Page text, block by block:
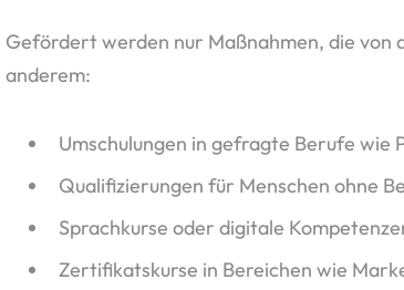
Gefördert werden nur Maßnahmen, die von
anderem:
Umschulungen in gefragte Berufe wie
Qualifizierungen für Menschen ohne
Sprachkurse oder digitale
Zertifikatskurse in Bereichen wie